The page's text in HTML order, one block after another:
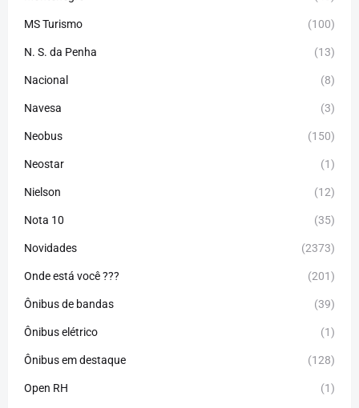
MS Turismo (100)
N. S. da Penha (13)
Nacional (8)
Navesa (3)
Neobus (150)
Neostar (1)
Nielson (12)
Nota 10 (35)
Novidades (2373)
Onde está você ??? (201)
Ônibus de bandas (39)
Ônibus elétrico (1)
Ônibus em destaque (128)
Open RH (1)